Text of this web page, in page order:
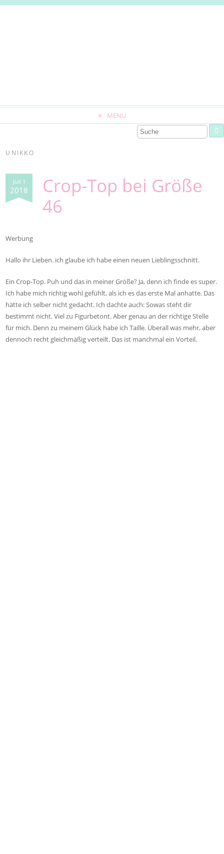
MENU
UNIKKO
Juli 1
2018
Crop-Top bei Größe
46
Werbung
Hallo ihr Lieben. ich glaube ich habe einen neuen Lieblingsschnitt.
Ein Crop-Top. Puh und das in meiner Größe? Ja, denn ich finde es super.
Ich habe mich richtig wohl gefühlt, als ich es das erste Mal anhatte. Das
hätte ich selber nicht gedacht. Ich dachte auch: Sowas steht dir
bestimmt nicht. Viel zu Figurbetont. Aber genau an der richtige Stelle
für mich. Denn zu meinem Glück habe ich Taille. Überall was mehr, aber
dennoch recht gleichmäßig verteilt. Das ist manchmal ein Vorteil.